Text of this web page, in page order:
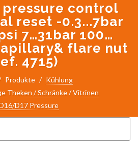
pressure control
reset -0.3...7bar
7…31bar 100…
flare nut
4715)
Produkte
Kühlung
Theken / Schränke / Vitrinen
D17 Pressure